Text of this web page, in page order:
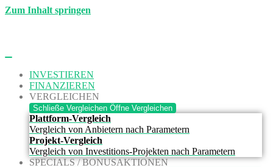
Zum Inhalt springen
INVESTIEREN
FINANZIEREN
VERGLEICHEN
Schließe Vergleichen Öffne Vergleichen
Plattform-Vergleich
Vergleich von Anbietern nach Parametern
Projekt-Vergleich
Vergleich von Investitions-Projekten nach Parametern
SPECIALS / BONUSAKTIONEN